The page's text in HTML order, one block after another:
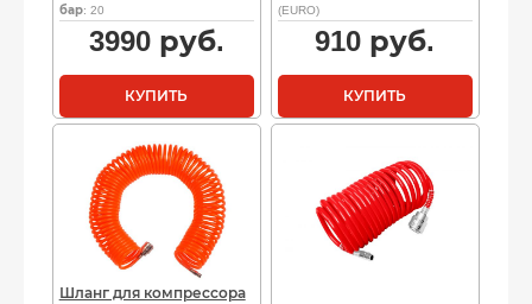
бар: 20
3990руб.
КУПИТЬ
(EURO)
910 руб.
КУПИТЬ
Шланг для компрессора